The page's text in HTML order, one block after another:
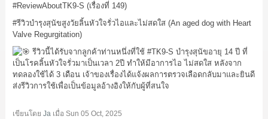
#ReviewAboutTK9-S (เรื่องที่ 149)
#รีวิวบำรุงสุนัขสูงวัยลิ้นหัวใจรั่วไอและไม่สดใส(An aged dog with Heart
Valve Regurgitation)
รีวิวนี้ได้รับจากลูกค้าท่านหนึ่งที่ใช้ #TK9-S บำรุงสุนัขอายุ 14 ปี ที่
เป็นโรคลิ้นหัวใจรั่วมาเป็นเวลา 2ปี ทำให้มีอาการไอ ไม่สดใส หลังจาก
ทดลองใช้ได้ 3 เดือน เจ้าของเรื่องได้แจ้งผลการตรวจเลือดกลับมาและยินดี
ส่งรีวิวการใช้เพื่อเป็นข้อมูลอ้างอิงให้กับผู้ที่สนใจ
เขียนโดย Jaเมื่อ Sun 05 Oct, 2025